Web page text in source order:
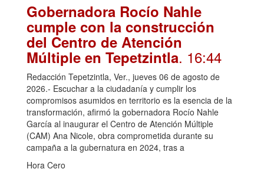
Gobernadora Rocío Nahle
cumple con la construcción
del Centro de Atención
Múltiple en Tepetzintla. 16:44
Redacción Tepetzintla, Ver., jueves 06 de agosto de
2026.- Escuchar a la ciudadanía y cumplir los
compromisos asumidos en territorio es la esencia de la
transformación, afirmó la gobernadora Rocío Nahle
García al inaugurar el Centro de Atención Múltiple
(CAM) Ana Nicole, obra comprometida durante su
campaña a la gubernatura en 2024, tras a
Hora Cero